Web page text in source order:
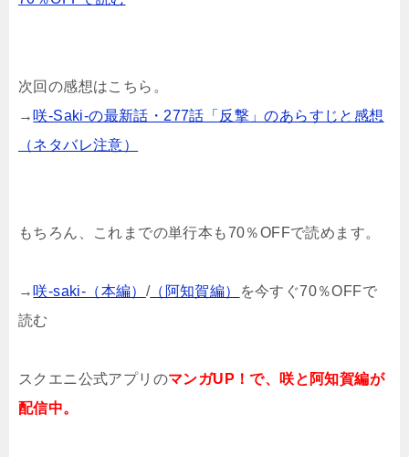
次回の感想はこちら。
→ 咲-Saki-の最新話・277話「反撃」のあらすじと感想
（ネタバレ注意）
もちろん、これまでの単行本も70％OFFで読めます。
→ 咲-saki-（本編） /（阿知賀編）
を今すぐ70％OFFで
読む
スクエニ公式アプリのマンガUP！で、咲と阿知賀編が
配信中。